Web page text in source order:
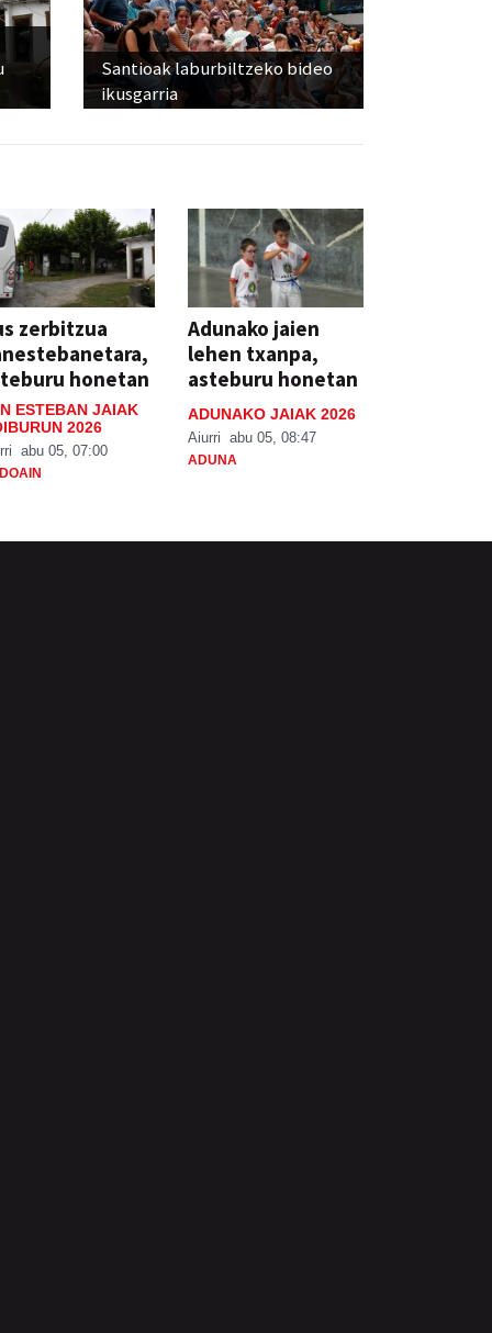
Santioak laburbiltzeko bideo
ikusgarria
zerbitzua
honetan
ESTEBAN JAIAK
2026
abu 05, 07:00
Adunako jaien
lehen txanpa,
asteburu honetan
ADUNAKO JAIAK 2026
Aiurri abu 05, 08:47
ADUNA